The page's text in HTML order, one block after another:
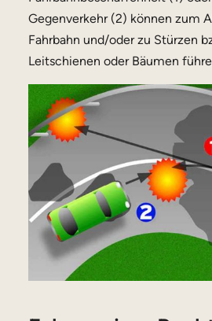
Gegenverkehr (2) können zum
Fahrbahn und/oder zu Stürzen
Leitschienen oder Bäumen